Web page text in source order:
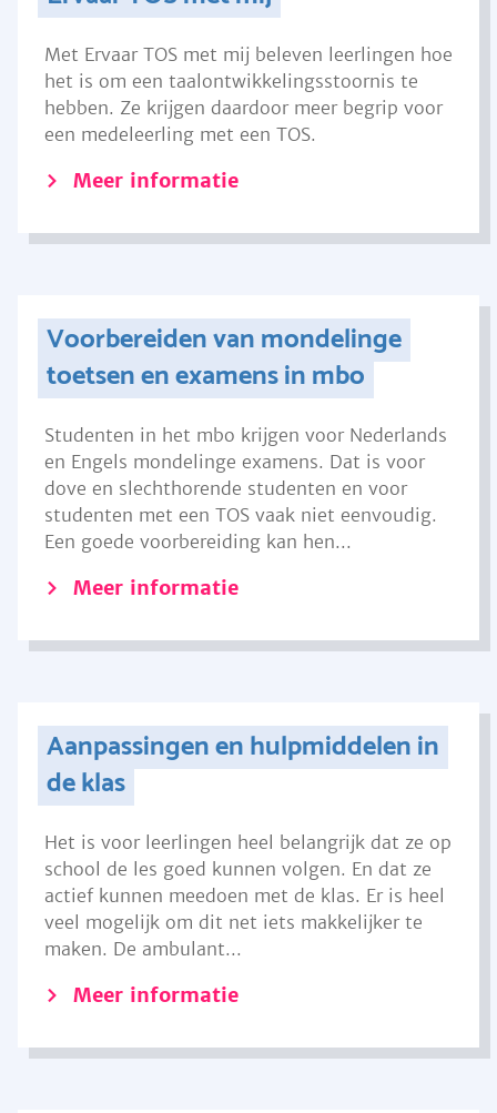
Met Ervaar TOS met mij beleven leerlingen hoe
het is om een taalontwikkelingsstoornis te
hebben. Ze krijgen daardoor meer begrip voor
een medeleerling met een TOS.
Meer informatie
Voorbereiden van mondelinge
toetsen en examens in mbo
Studenten in het mbo krijgen voor Nederlands
en Engels mondelinge examens. Dat is voor
dove en slechthorende studenten en voor
studenten met een TOS vaak niet eenvoudig.
Een goede voorbereiding kan hen...
Meer informatie
Aanpassingen en hulpmiddelen in
de klas
Het is voor leerlingen heel belangrijk dat ze op
school de les goed kunnen volgen. En dat ze
actief kunnen meedoen met de klas. Er is heel
veel mogelijk om dit net iets makkelijker te
maken. De ambulant...
Meer informatie